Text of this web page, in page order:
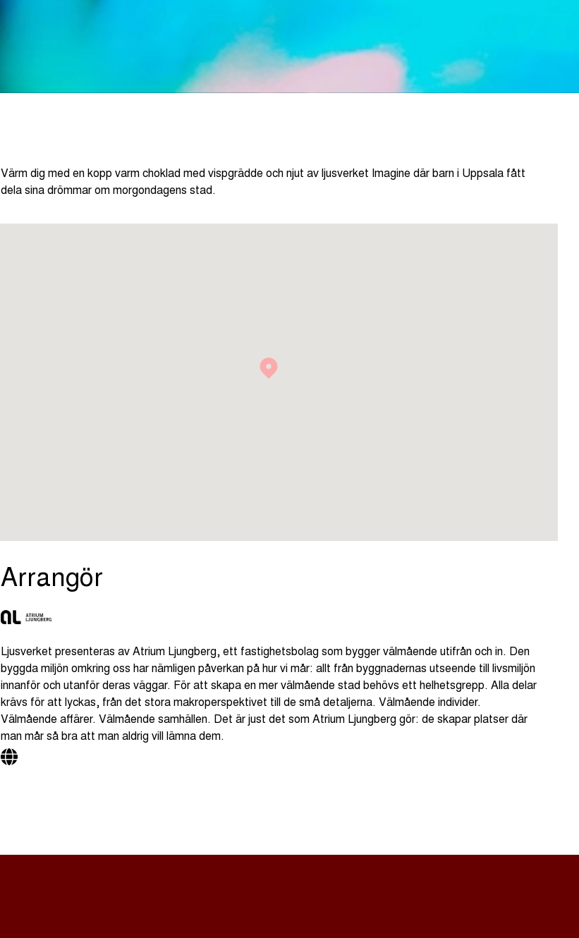
Värm dig med en kopp varm choklad med vispgrädde och njut av ljusverket Imagine där barn i Uppsala fått
dela sina drömmar om morgondagens stad.
Arrangör
Ljusverket presenteras av Atrium Ljungberg, ett fastighetsbolag som bygger välmående utifrån och in. Den
byggda miljön omkring oss har nämligen påverkan på hur vi mår: allt från byggnadernas utseende till livsmiljön
innanför och utanför deras väggar. För att skapa en mer välmående stad behövs ett helhetsgrepp. Alla delar
krävs för att lyckas, från det stora makroperspektivet till de små detaljerna. Välmående individer.
Välmående affärer. Välmående samhällen. Det är just det som Atrium Ljungberg gör: de skapar platser där
man mår så bra att man aldrig vill lämna dem.